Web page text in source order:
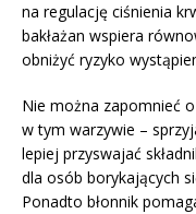
na regulację ciśnienia
bakłażan wspiera
obniżyć ryzyko
Nie można zapomnieć o
w tym warzywie –
lepiej przyswajać
dla osób borykających
Ponadto błonnik